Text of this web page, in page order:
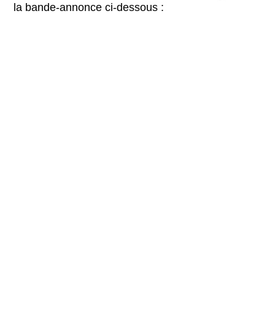
la bande-annonce ci-dessous :